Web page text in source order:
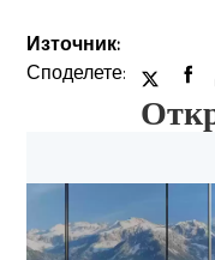
Източник:
Споделете: